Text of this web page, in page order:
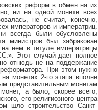
реформ в обмен на их
ни на одной монете всех
не считая, конечно,
императоров и императриц.
всегда были обусловлены
министров был забракован
нем в титуле императрицы
Этот случай дает полное
отнюдь не на поддержание
реформатора. При этом нужно
монетах 2-го этапа вполне
представительным монетам
а было, скорее всего,
его религиозного центра
шло строительство Санкт-